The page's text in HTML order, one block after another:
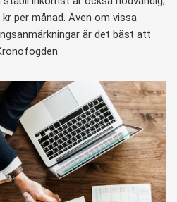
per månad. Även om vissa
är det bäst att